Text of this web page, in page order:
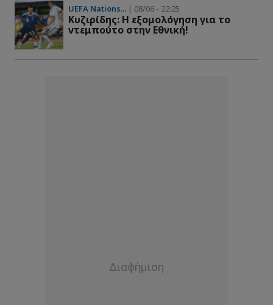
UEFA Nations... | 08/06 - 22:25
Kυζιρίδης: Η εξομολόγηση για το
ντεμπούτο στην Εθνική!